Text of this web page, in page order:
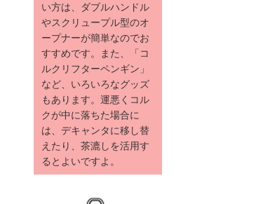
い方は、ダブルハンドル
やスクリュープル型のオ
ープナーが簡単なのでお
すすめです。また、「コ
ルクリフターペンギン」
など、いろいろなグッズ
もあります。運悪くコル
クが中に落ちた場合に
は、デキャンタに移し替
えたり、茶漉しを活用す
るとよいですよ。